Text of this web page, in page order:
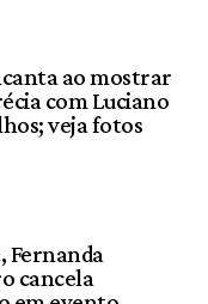
ao mostrar
com Luciano
veja fotos
Fernanda
cancela